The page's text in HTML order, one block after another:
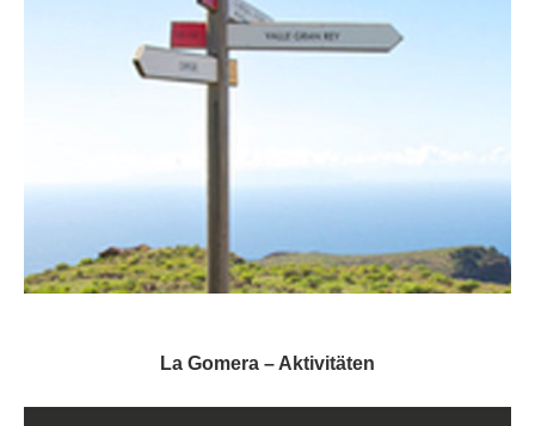
La Gomera – Aktivitäten